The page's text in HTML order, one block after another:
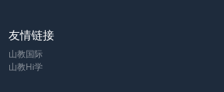
友情链接
山教国际
山教Hi学